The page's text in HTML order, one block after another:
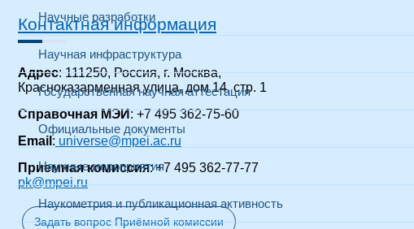
Научные разработки
Научная инфраструктура
Государственная научная аттестация
Официальные документы
Научные мероприятия
Наукометрия и публикационная активность
Контактная информация
Адрес: 111250, Россия, г. Москва,
Красноказарменная улица, дом 14, стр. 1
Справочная МЭИ: +7 495 362-75-60
Email : universe@mpei.ac.ru
Приемная комиссия: +7 495 362-77-77
pk@mpei.ru
Задать вопрос Приёмной комиссии